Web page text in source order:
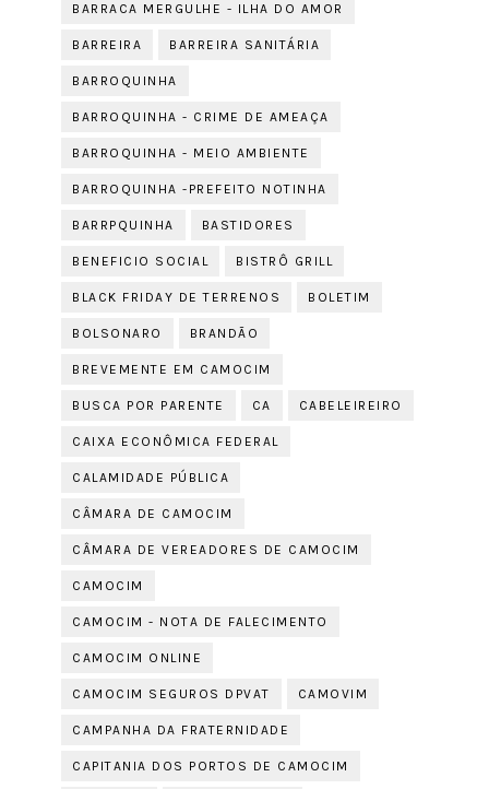
BARRACA MERGULHE - ILHA DO AMOR
BARREIRA BARREIRA SANITÁRIA
BARROQUINHA
BARROQUINHA - CRIME DE AMEAÇA
BARROQUINHA - MEIO AMBIENTE
BARROQUINHA -PREFEITO NOTINHA
BARRPQUINHA BASTIDORES
BENEFICIO SOCIAL BISTRÔ GRILL
BLACK FRIDAY DE TERRENOS BOLETIM
BOLSONARO BRANDÃO
BREVEMENTE EM CAMOCIM
BUSCA POR PARENTE CA CABELEIREIRO
CAIXA ECONÔMICA FEDERAL
CALAMIDADE PÚBLICA
CÂMARA DE CAMOCIM
CÂMARA DE VEREADORES DE CAMOCIM
CAMOCIM
CAMOCIM - NOTA DE FALECIMENTO
CAMOCIM ONLINE
CAMOCIM SEGUROS DPVAT CAMOVIM
CAMPANHA DA FRATERNIDADE
CAPITANIA DOS PORTOS DE CAMOCIM